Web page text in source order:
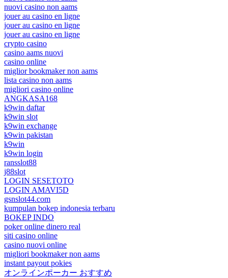
nuovi casino non aams
jouer au casino en ligne
jouer au casino en ligne
jouer au casino en ligne
crypto casino
casino aams nuovi
casino online
miglior bookmaker non aams
lista casino non aams
migliori casino online
ANGKASA168
k9win daftar
k9win slot
k9win exchange
k9win pakistan
k9win
k9win login
ransslot88
j88slot
LOGIN SESETOTO
LOGIN AMAVI5D
gsnslot44.com
kumpulan bokep indonesia terbaru
BOKEP INDO
poker online dinero real
siti casino online
casino nuovi online
migliori bookmaker non aams
instant payout pokies
オンラインポーカー おすすめ